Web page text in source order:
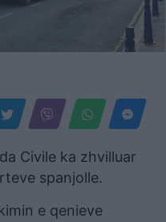
Civile ka zhvilluar
spanjolle.
e qenieve